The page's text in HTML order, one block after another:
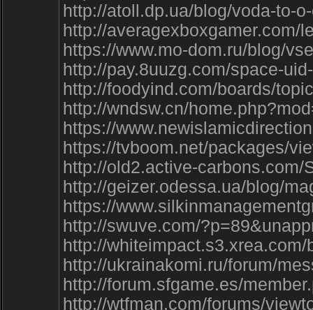
http://atoll.dp.ua/blog/voda-to-
http://averagexboxgamer.com/
https://www.mo-dom.ru/blog/
http://pay.8uuzg.com/space-
http://foodyind.com/boards/
http://wndsw.cn/
https://
https://tvboom.net/packages/
http://old2.active-carbons.com/
http://geizer.odessa.ua/blog/
https://
http://swuve.com/
http://
http://ukrainakomi.ru/forum/
http://forum.sfgame.es/
http://wtfman.com/forums/